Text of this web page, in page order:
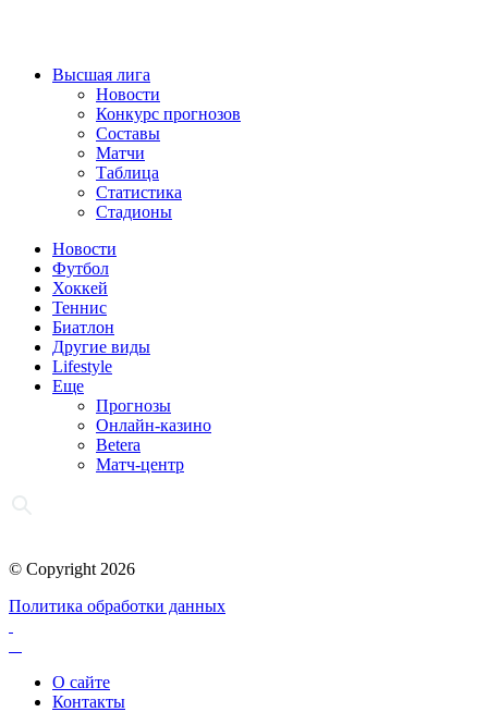
Высшая лига
Новости
Конкурс прогнозов
Составы
Матчи
Таблица
Статистика
Стадионы
Новости
Футбол
Хоккей
Теннис
Биатлон
Другие виды
Lifestyle
Еще
Прогнозы
Онлайн-казино
Betera
Матч-центр
© Copyright 2026
Политика обработки данных
О сайте
Контакты